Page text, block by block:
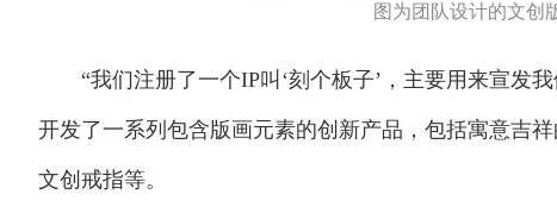
图为团队设计的文创
“我们注册了一个IP叫‘刻个板子’，主要用来宣发
开发了一系列包含版画元素的创新产品，包括寓意吉
文创戒指等。